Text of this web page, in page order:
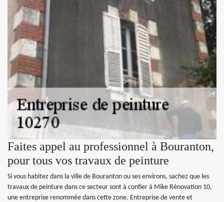
Faites appel au professionnel à Bouranton,
pour tous vos travaux de peinture
Si vous habitez dans la ville de Bouranton ou ses environs, sachez que les
travaux de peinture dans ce secteur sont à confier à Mike Rénovation 10,
une entreprise renommée dans cette zone. Entreprise de vente et